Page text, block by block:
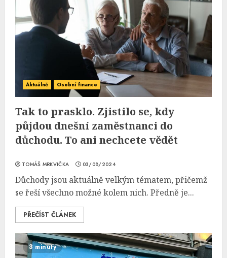
Aktuálně Osobní finance
Tak to prasklo. Zjistilo se, kdy
půjdou dnešní zaměstnanci do
důchodu. To ani nechcete vědět
TOMÁŠ MRKVIČKA 03/08/2024
Důchody jsou aktuálně velkým tématem, přičemž
se řeší všechno možné kolem nich. Předně je...
PŘEČÍST ČLÁNEK
3 minuty